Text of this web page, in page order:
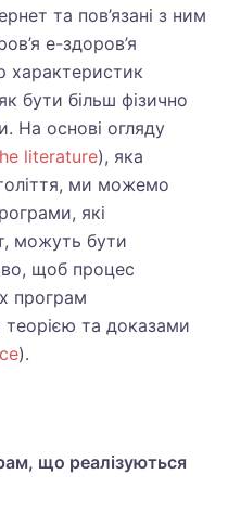
та пов’язані з ним
е-здоров’я
характеристик
бути більш фізично
На основі огляду
literature), яка
ми можемо
які
можуть бути
щоб процес
програм
теорією та доказами
).
що реалізуються